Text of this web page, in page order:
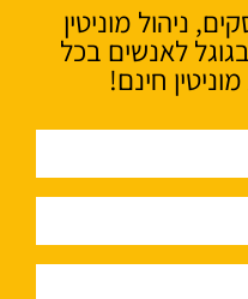
ניהול מוניטין
לאנשים בכל
חינם!